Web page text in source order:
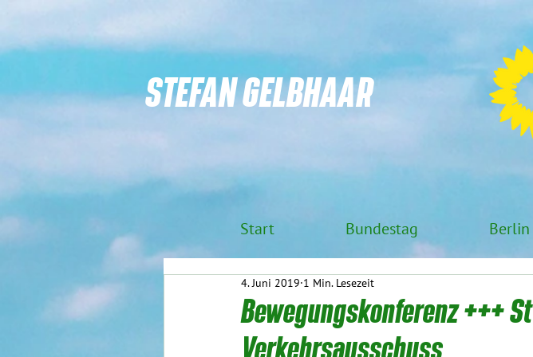
STEFAN GELBHAAR
Bewegungskonferenz +++
Verkehrsausschuss
4. Juni 2019 1 Min. Lesezeit
Start Bundestag